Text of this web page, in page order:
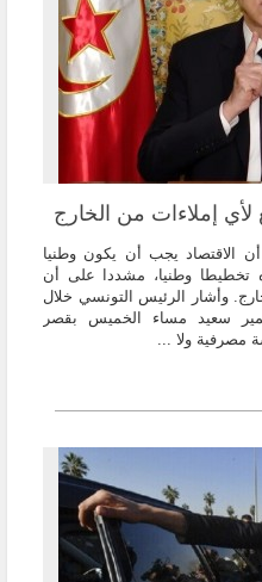
إملاءات من الخارج
الاقتصاد يجب أن يكون وطنيا
تخطيطا وطنيا، مشددا على أن
وأشار الرئيس التونسي خلال
سعيد مساء الخميس بقصر
مصرفية ولا ...